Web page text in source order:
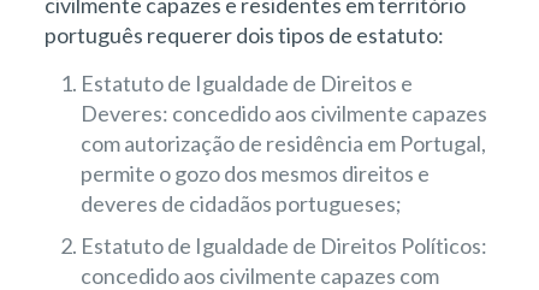
português requerer dois tipos de estatuto:
Estatuto de Igualdade de Direitos e
Deveres: concedido aos civilmente capazes
com autorização de residência em Portugal,
permite o gozo dos mesmos direitos e
deveres de cidadãos portugueses;
Estatuto de Igualdade de Direitos Políticos:
concedido aos civilmente capazes com